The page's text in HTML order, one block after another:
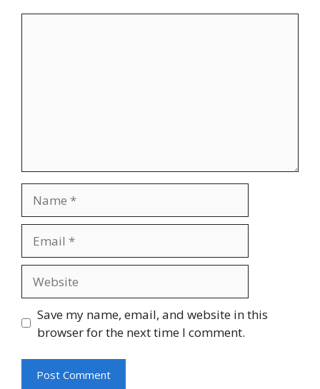
Save my name, email, and website in this
browser for the next time I comment.